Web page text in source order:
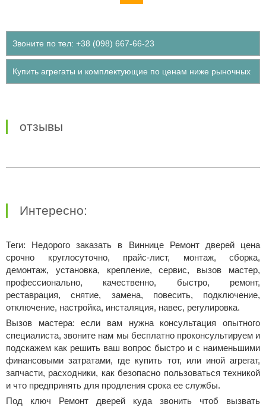
Звоните по тел: +38 (098) 667-66-23
Купить агрегаты и комплектующие по ценам ниже рыночных
отзывы
Интересно:
Теги: Недорого заказать в Виннице Ремонт дверей цена
срочно круглосуточно, прайс-лист, монтаж, сборка,
демонтаж, установка, крепление, сервис, вызов мастер,
профессионально, качественно, быстро, ремонт,
реставрация, снятие, замена, повесить, подключение,
отключение, настройка, инсталяция, навес, регулировка.
Вызов мастера: если вам нужна консультация опытного
специалиста, звоните нам мы бесплатно проконсультируем и
подскажем как решить ваш вопрос быстро и с наименьшими
финансовыми затратами, где купить тот, или иной агрегат,
запчасти, расходники, как безопасно пользоваться техникой
и что предпринять для продления срока ее службы.
Под ключ Ремонт дверей куда звонить чтоб вызвать